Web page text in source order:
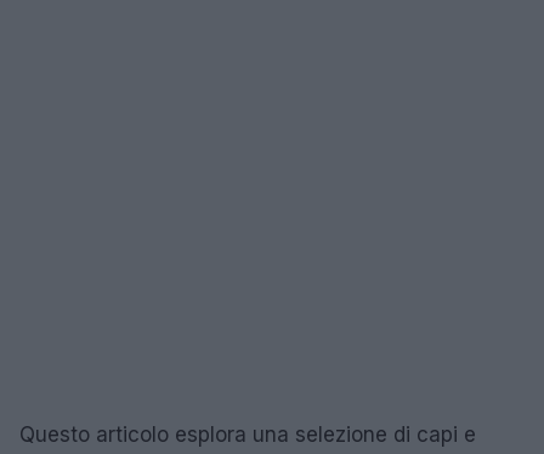
Questo articolo esplora una selezione di capi e